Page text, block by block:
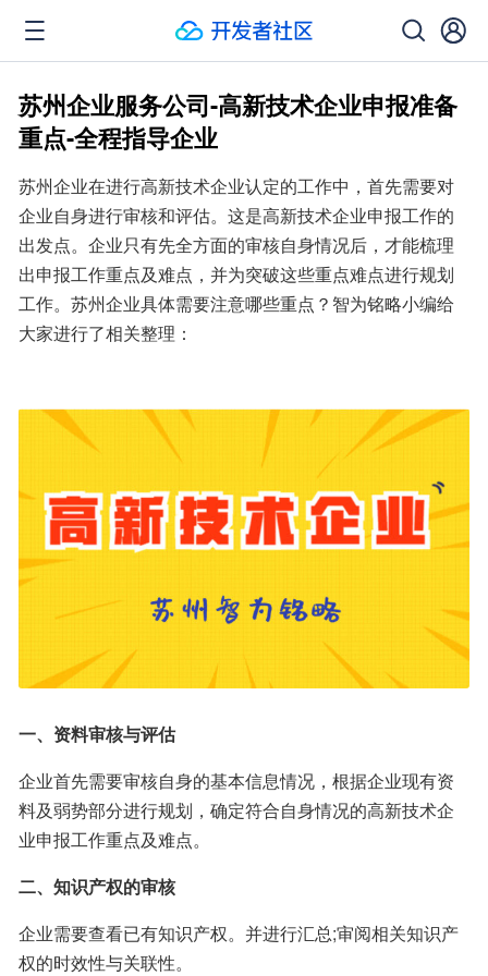
苏州企业服务公司-高新技术企业申报准备
重点-全程指导企业
苏州企业在进行高新技术企业认定的工作中，首先需要对
企业自身进行审核和评估。这是高新技术企业申报工作的
出发点。企业只有先全方面的审核自身情况后，才能梳理
出申报工作重点及难点，并为突破这些重点难点进行规划
工作。苏州企业具体需要注意哪些重点？智为铭略小编给
大家进行了相关整理：
一、资料审核与评估
企业首先需要审核自身的基本信息情况，根据企业现有资
料及弱势部分进行规划，确定符合自身情况的高新技术企
业申报工作重点及难点。
二、知识产权的审核
企业需要查看已有知识产权。并进行汇总;审阅相关知识产
权的时效性与关联性。